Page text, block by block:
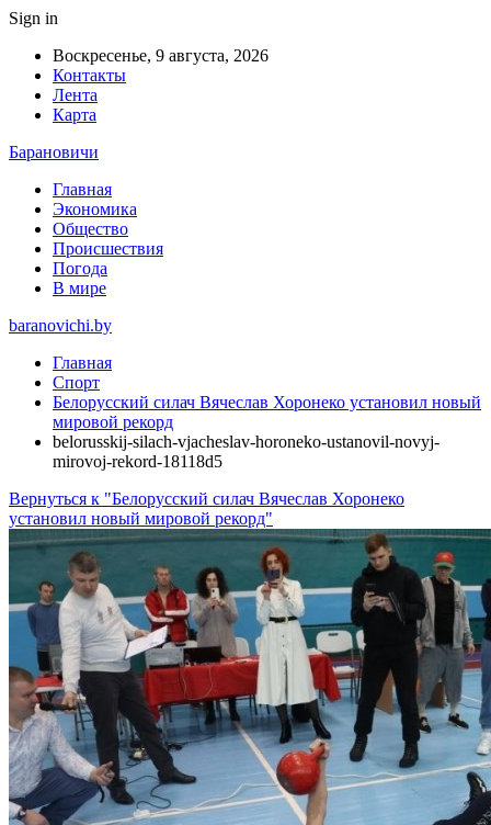
Sign in
Воскресенье, 9 августа, 2026
Контакты
Лента
Карта
Барановичи
Главная
Экономика
Общество
Происшествия
Погода
В мире
baranovichi.by
Главная
Спорт
Белорусский силач Вячеслав Хоронеко установил новый
мировой рекорд
belorusskij-silach-vjacheslav-horoneko-ustanovil-novyj-
mirovoj-rekord-18118d5
Вернуться к "Белорусский силач Вячеслав Хоронеко
установил новый мировой рекорд"